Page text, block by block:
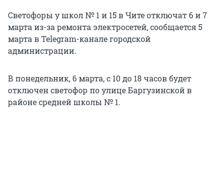
Светофоры у школ № 1 и 15 в Чите отключат 6 и 7
марта из-за ремонта электросетей, сообщается 5
марта в Telegram-канале городской
администрации.
В понедельник, 6 марта, с 10 до 18 часов будет
отключен светофор по улице Баргузинской в
районе средней школы № 1.